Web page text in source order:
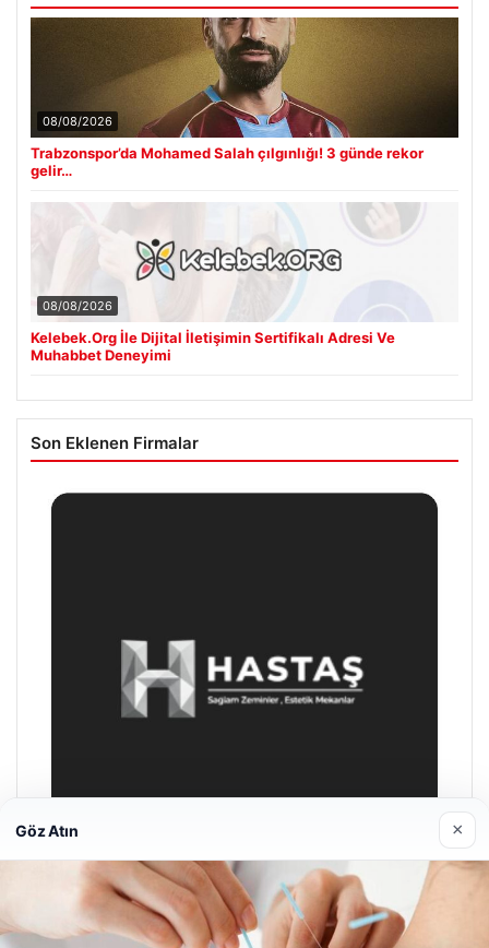
08/08/2026
Trabzonspor’da Mohamed Salah çılgınlığı! 3 günde rekor
gelir…
08/08/2026
Kelebek.Org İle Dijital İletişimin Sertifikalı Adresi Ve
Muhabbet Deneyimi
Son Eklenen Firmalar
Hastaş Beton
Göz Atın ×